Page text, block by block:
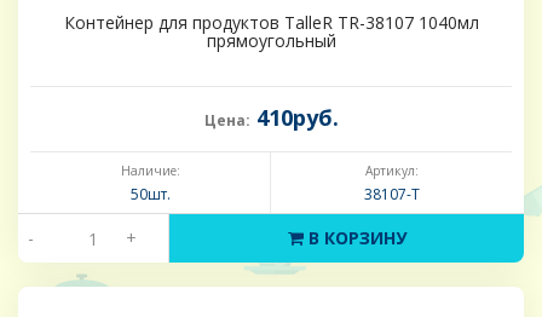
Контейнер для продуктов TalleR TR-38107 1040мл
прямоугольный
Цена: 410руб.
Наличие:
50шт.
Артикул:
38107-Т
- + В КОРЗИНУ